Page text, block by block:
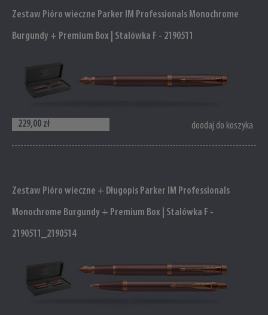
Zestaw Pióro wieczne Parker IM Professionals Monochrome
Burgundy + Premium Box | Stalówka F - 2190511
229,00 zł doodaj do koszyka
Zestaw Pióro wieczne + Długopis Parker IM Professionals
Monochrome Burgundy + Premium Box | Stalówka F -
2190511_2190514